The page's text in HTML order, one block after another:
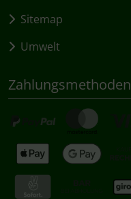
Sitemap
Umwelt
Zahlungsmethoden